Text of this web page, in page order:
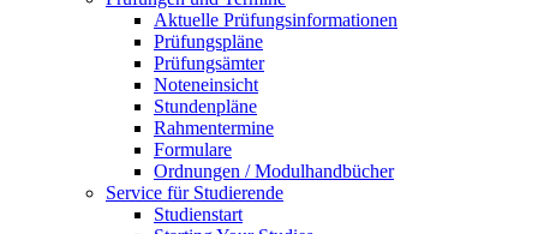
Aktuelle Prüfungsinformationen
Prüfungspläne
Prüfungsämter
Noteneinsicht
Stundenpläne
Rahmentermine
Formulare
Ordnungen / Modulhandbücher
Service für Studierende
Studienstart